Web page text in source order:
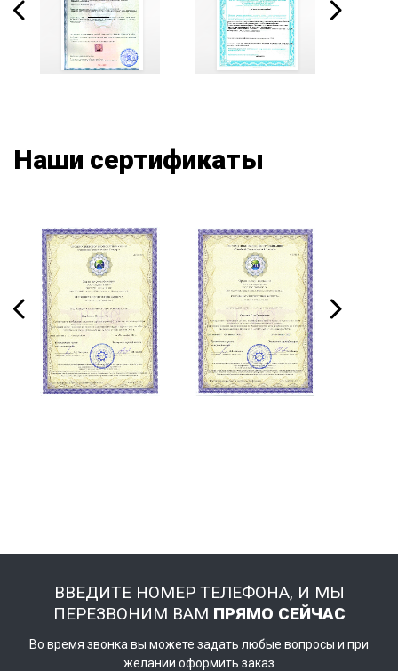
Наши сертификаты
ВВЕДИТЕ НОМЕР ТЕЛЕФОНА, И МЫ
ПЕРЕЗВОНИМ ВАМ ПРЯМО СЕЙЧАС
Во время звонка вы можете задать любые вопросы и при
желании оформить заказ